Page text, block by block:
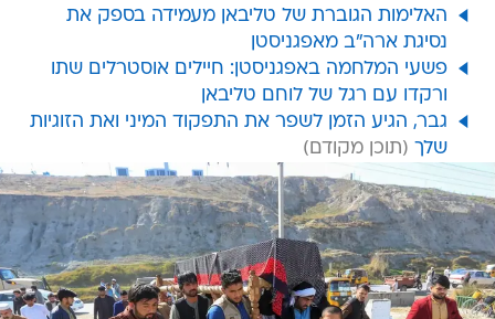
האלימות הגוברת של טליבאן מעמידה בספק את
נסיגת ארה"ב מאפגניסטן
פשעי המלחמה באפגניסטן: חיילים אוסטרלים שתו
ורקדו עם רגל של לוחם טליבאן
גבר, הגיע הזמן לשפר את התפקוד המיני ואת הזוגיות
שלך